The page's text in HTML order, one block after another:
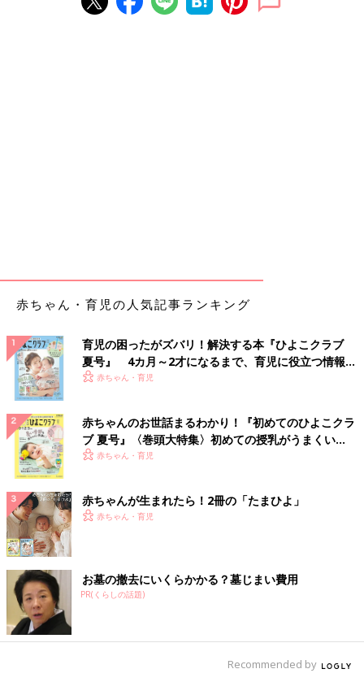
赤ちゃん・育児の人気記事ランキング
育児の困ったがズバリ！解決する本『ひよこクラブ
夏号』 4カ月～2才になるまで、育児に役立つ情報が
いっぱい！
赤ちゃん・育児
赤ちゃんのお世話まるわかり！『初めてのひよこクラ
ブ 夏号』〈巻頭大特集〉初めての授乳がうまくい
く！ おっぱい・ミルクの基本と夏のトラブル 解決テ
赤ちゃん・育児
赤ちゃんが生まれたら！2冊の「たまひよ」
赤ちゃん・育児
お墓の撤去にいくらかかる？墓じまい費用
PR(くらしの話題)
Recommended by